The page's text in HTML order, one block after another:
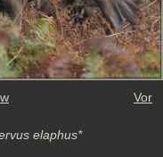
Vor
elaphus*